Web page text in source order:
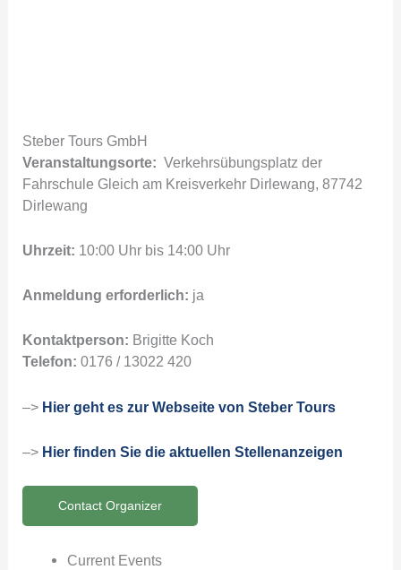
Steber Tours GmbH
Veranstaltungsorte: Verkehrsübungsplatz der
Fahrschule Gleich am Kreisverkehr Dirlewang, 87742
Dirlewang
Uhrzeit: 10:00 Uhr bis 14:00 Uhr
Anmeldung erforderlich: ja
Kontaktperson: Brigitte Koch
Telefon: 0176 / 13022 420
–> Hier geht es zur Webseite von Steber Tours
–> Hier finden Sie die aktuellen Stellenanzeigen
Contact Organizer
Current Events